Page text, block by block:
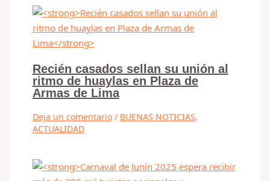
Recién casados sellan su unión al
ritmo de huaylas en Plaza de
Armas de Lima
Deja un comentario / BUENAS NOTICIAS,
ACTUALIDAD